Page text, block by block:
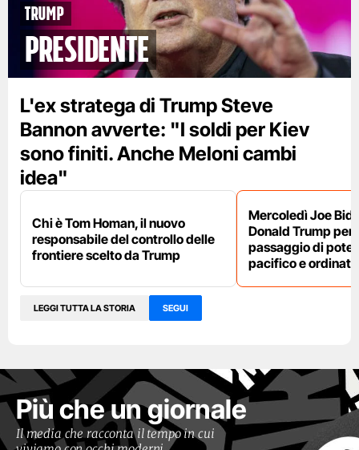
trump
presidente
L'ex stratega di Trump Steve
Bannon avverte: "I soldi per Kiev
sono finiti. Anche Meloni cambi
idea"
Chi è Tom Homan, il nuovo
responsabile del controllo delle
frontiere scelto da Trump
Mercoledì Joe
Donald Trump per
passaggio di
pacifico e
LEGGI TUTTA LA STORIA SEGUI
Più che un giornale
Il media che racconta il tempo in cui